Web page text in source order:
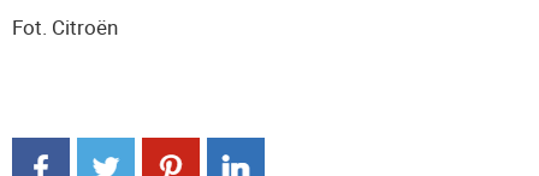
Fot. Citroën